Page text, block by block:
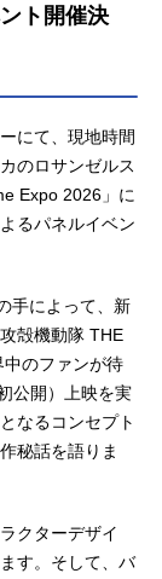
ト開催決
にて、現地時間
のロサンゼルス
Expo 2026」に
るパネルイベン
手によって、新
殻機動隊 THE
のファンが待
公開）上映を実
なるコンセプト
秘話を語りま
クターデザイ
す。そして、バ